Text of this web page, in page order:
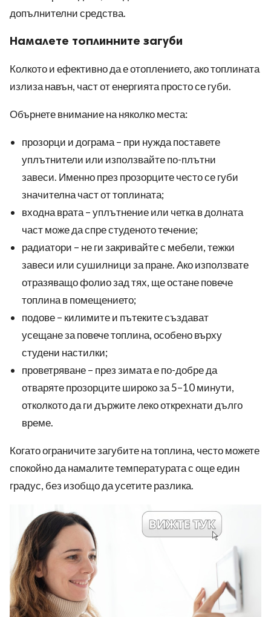
допълнителни средства.
Намалете топлинните загуби
Колкото и ефективно да е отоплението, ако топлината
излиза навън, част от енергията просто се губи.
Обърнете внимание на няколко места:
прозорци и дограма – при нужда поставете
уплътнители или използвайте по-плътни
завеси. Именно през прозорците често се губи
значителна част от топлината;
входна врата – уплътнение или четка в долната
част може да спре студеното течение;
радиатори – не ги закривайте с мебели, тежки
завеси или сушилници за пране. Ако използвате
отразяващо фолио зад тях, ще остане повече
топлина в помещението;
подове – килимите и пътеките създават
усещане за повече топлина, особено върху
студени настилки;
проветряване – през зимата е по-добре да
отваряте прозорците широко за 5–10 минути,
отколкото да ги държите леко открехнати дълго
време.
Когато ограничите загубите на топлина, често можете
спокойно да намалите температурата с още един
градус, без изобщо да усетите разлика.